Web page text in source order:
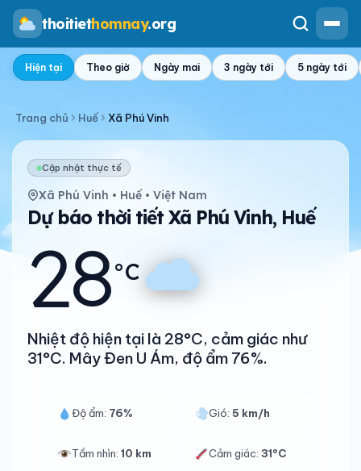
thoitiethomnay.org
Hiện tại Theo giờ Ngày mai 3 ngày tới 5 ngày tới
Trang chủ Huế Xã Phú Vinh
Cập nhật thực tế
Xã Phú Vinh • Huế • Việt Nam
Dự báo thời tiết Xã Phú Vinh, Huế
28°C
Nhiệt độ hiện tại là 28°C, cảm giác như
31°C. Mây Đen U Ám, độ ẩm 76%.
Độ ẩm: 76% Gió:5 km/h
Tầm nhìn: 10 km Cảm giác:31°C